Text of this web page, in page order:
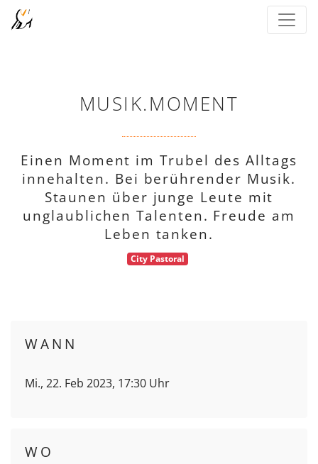
MUSIK.MOMENT
Einen Moment im Trubel des Alltags
innehalten. Bei berührender Musik.
Staunen über junge Leute mit
unglaublichen Talenten. Freude am
Leben tanken.
City Pastoral
WANN
Mi., 22. Feb 2023, 17:30 Uhr
WO